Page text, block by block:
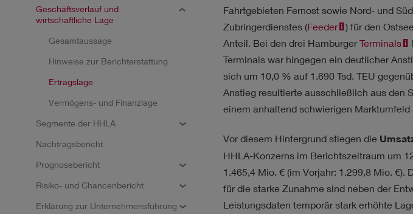
Ergebnisse
Geschäftsverlauf und
wirtschaftliche Lage
Gesamtaussage
Hinweise zur Berichterstattung
Ertragslage
Vermögens- und Finanzlage
Segmente der HHLA
Nachtragsbericht
Prognosebericht
Risiko- und Chancenbericht
Erklärung zur Unternehmensführung
Fahrtgebieten Fernost sowie Nord- und
Zubringerdienstes (Feeder
) für den
Anteil. Bei den drei HamburgerTerminals
Terminals war hingegen ein deutlicher
sich um 10,0 % auf 1.690 Tsd. TEU
Anstieg resultierte ausschließlich aus den
einem anhaltend schwierigen Marktumfeld
Vor diesem Hintergrund stiegen die
HHLA-Konzerns im Berichtszeitraum um
1.465,4 Mio. €(im Vorjahr: 1.299,8 Mio. €).
für die starke Zunahme sind neben der
Leistungsdaten temporär stark erhöhte